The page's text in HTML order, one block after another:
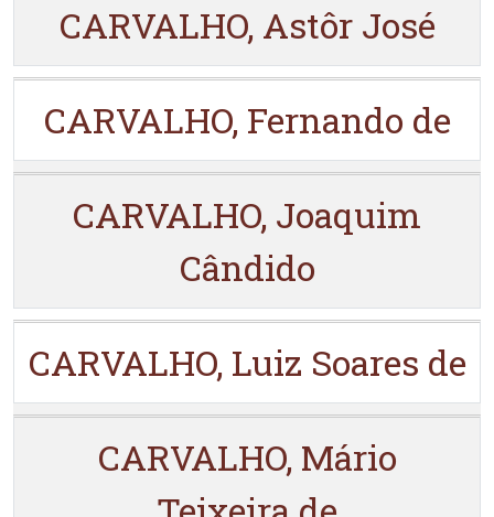
CARVALHO, Astôr José
CARVALHO, Fernando de
CARVALHO, Joaquim
Cândido
CARVALHO, Luiz Soares de
CARVALHO, Mário